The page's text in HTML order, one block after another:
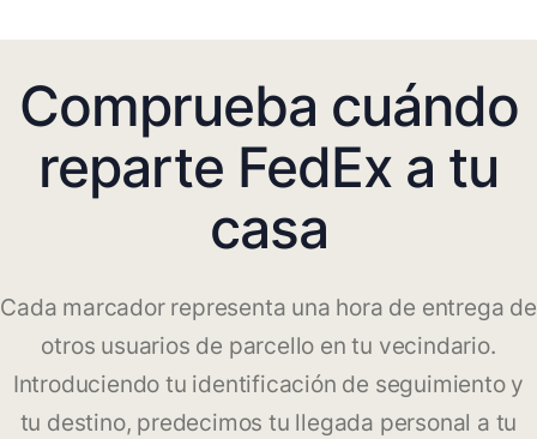
Comprueba cuándo
reparte FedEx a tu
casa
Cada marcador representa una hora de entrega de
otros usuarios de parcello en tu vecindario.
Introduciendo tu identificación de seguimiento y
tu destino, predecimos tu llegada personal a tu